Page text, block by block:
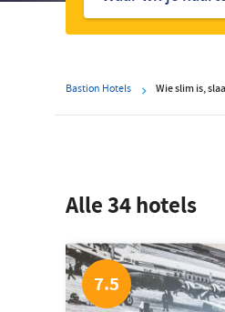
Bastion Hotels Wie slim is,
Alle 34 hotels
7.5